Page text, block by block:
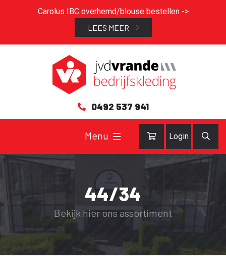
Carolus IBC overhemd/blouse bestellen ->
LEES MEER
0492 537 941
Login
44/34
Bekijk hier ons assortiment